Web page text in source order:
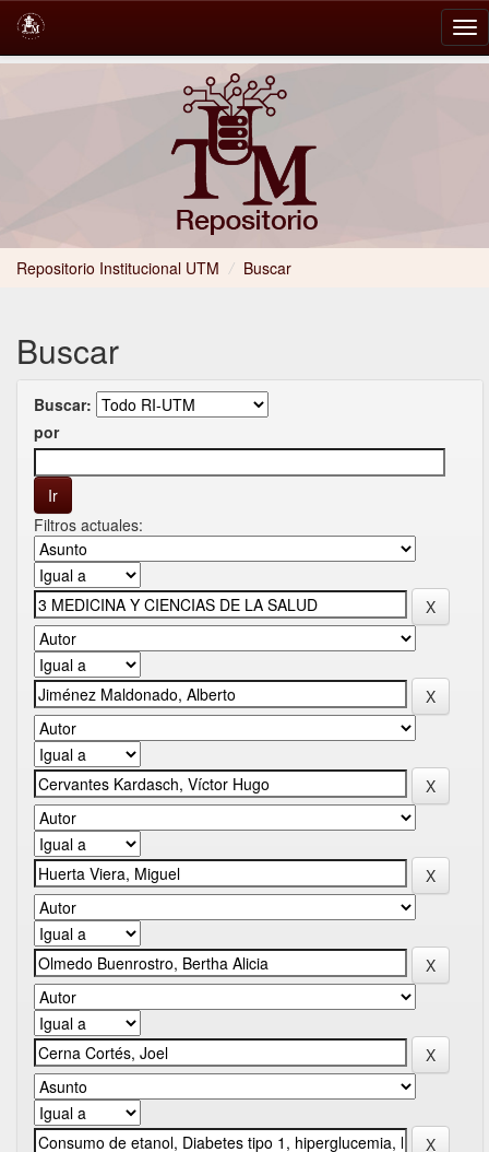
Repositorio Institucional UTM / Buscar
Buscar
Buscar:
por
Filtros actuales: